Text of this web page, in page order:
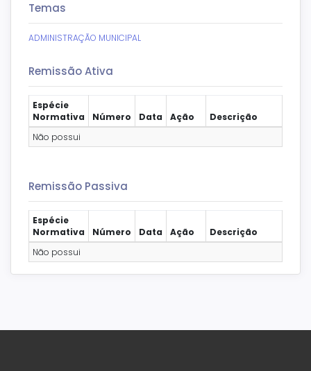
Temas
ADMINISTRAÇÃO MUNICIPAL
Remissão Ativa
Espécie
Normativa
Número Data Ação
Descrição
Não possui
Remissão Passiva
Espécie
Normativa
Número Data Ação
Descrição
Não possui